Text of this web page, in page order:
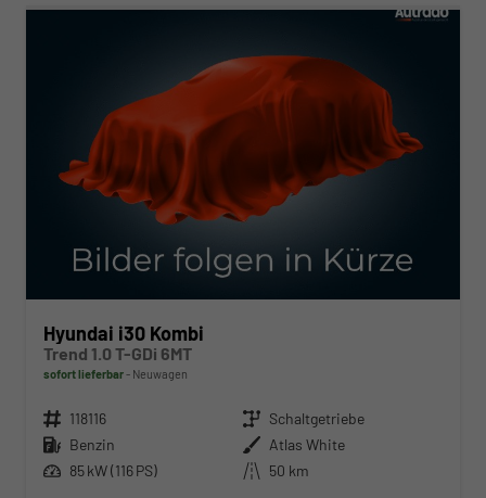
Hyundai i30 Kombi
Trend 1.0 T-GDi 6MT
sofort lieferbar Neuwagen
Fahrzeugnr. 118116 Getriebe Schaltgetriebe
Kraftstoff Benzin Außenfarbe Atlas White
Leistung 85 kW (116 PS) Kilometerstand 50 km